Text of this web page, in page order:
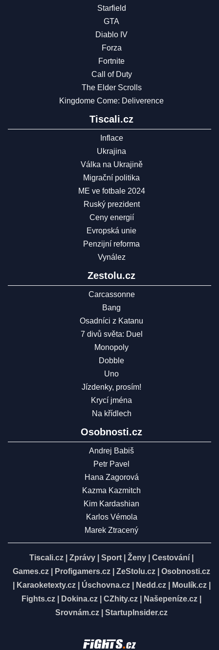
Starfield
GTA
Diablo IV
Forza
Fortnite
Call of Duty
The Elder Scrolls
Kingdome Come: Deliverence
Tiscali.cz
Inflace
Ukrajina
Válka na Ukrajině
Migrační politika
ME ve fotbale 2024
Ruský prezident
Ceny energií
Evropská unie
Penzijní reforma
Vynález
Zestolu.cz
Carcassonne
Bang
Osadníci z Katanu
7 divů světa: Duel
Monopoly
Dobble
Uno
Jízdenky, prosím!
Krycí jména
Na křídlech
Osobnosti.cz
Andrej Babiš
Petr Pavel
Hana Zagorová
Kazma Kazmitch
Kim Kardashian
Karlos Vémola
Marek Ztracený
Tiscali.cz Zprávy Sport Ženy Cestování
Games.cz
Profigamers.cz ZeStolu.cz
Osobnosti.cz
Karaoketexty.cz| Úschovna.cz| Nedd.cz| Moulík.cz|
Fights.cz
Dokina.cz CZhity.cz Našepeníze.cz
Srovnám.cz
StartupInsider.cz